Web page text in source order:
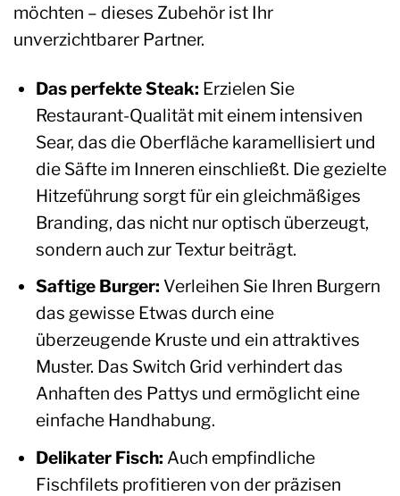
möchten – dieses Zubehör ist Ihr
unverzichtbarer Partner.
Das perfekte Steak: Erzielen Sie
Restaurant-Qualität mit einem intensiven
Sear, das die Oberfläche karamellisiert und
die Säfte im Inneren einschließt. Die gezielte
Hitzeführung sorgt für ein gleichmäßiges
Branding, das nicht nur optisch überzeugt,
sondern auch zur Textur beiträgt.
Saftige Burger: Verleihen Sie Ihren Burgern
das gewisse Etwas durch eine
überzeugende Kruste und ein attraktives
Muster. Das Switch Grid verhindert das
Anhaften des Pattys und ermöglicht eine
einfache Handhabung.
Delikater Fisch: Auch empfindliche
Fischfilets profitieren von der präzisen